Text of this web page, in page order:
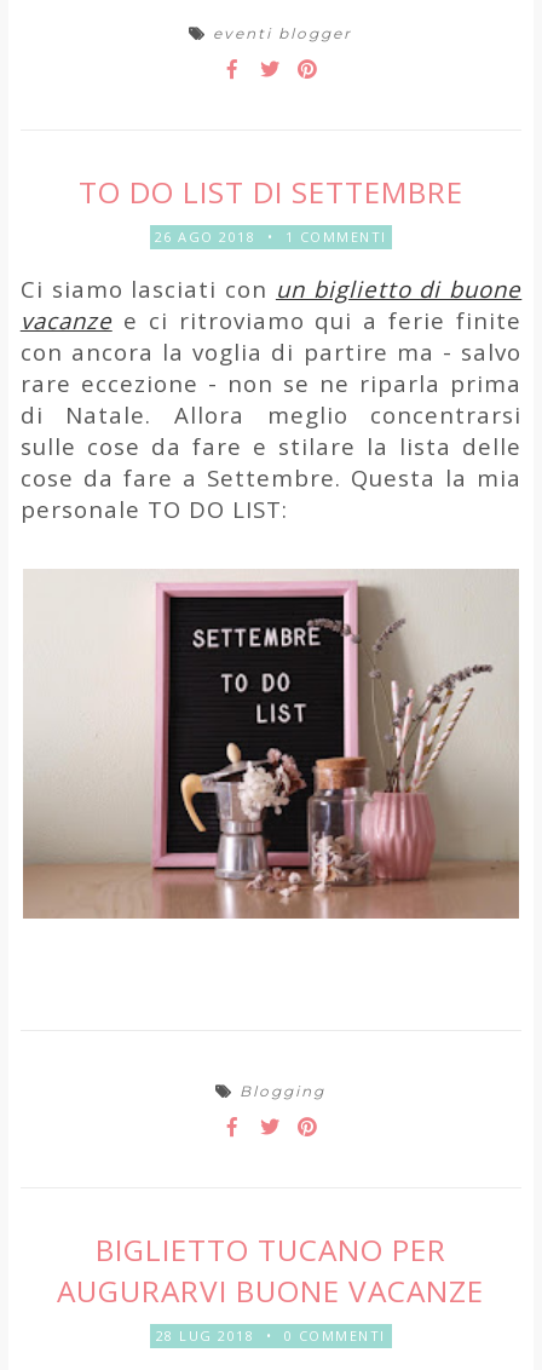
eventi blogger
TO DO LIST DI SETTEMBRE
26 AGO 2018 • 1 COMMENTI
Ci siamo lasciati con un biglietto di buone
vacanze e ci ritroviamo qui a ferie finite
con ancora la voglia di partire ma - salvo
rare eccezione - non se ne riparla prima
di Natale. Allora meglio concentrarsi
sulle cose da fare e stilare la lista delle
cose da fare a Settembre. Questa la mia
personale TO DO LIST:
Blogging
BIGLIETTO TUCANO PER
AUGURARVI BUONE VACANZE
28 LUG 2018 • 0 COMMENTI